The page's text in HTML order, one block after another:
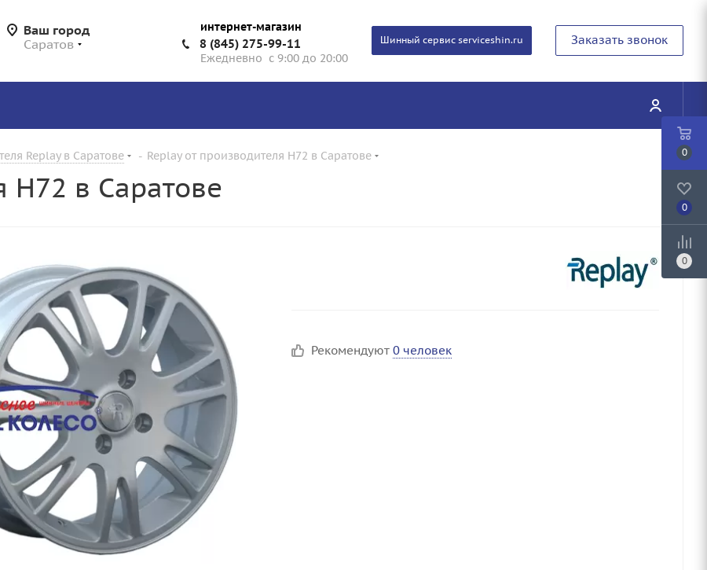
Ваш город
Саратов
интернет-магазин
8 (845) 275-99-11
Ежедневно с 9:00 до 20:00
Шинный сервис serviceshin.ru Заказать звонок
Replay в Саратове - Replay от производителя H72 в Саратове
H72 в Саратове
Рекомендуют 0 человек
0
0
0